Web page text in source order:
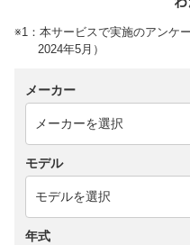
※1：本サービスで実施のアンケ
2024年5月）
メーカー
モデル
年式